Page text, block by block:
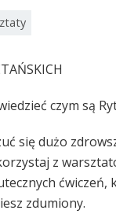
czym są
się dużo
z
ćwiczeń,
zdumiony.